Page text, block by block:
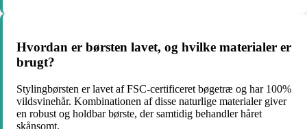
Hvordan er børsten lavet, og hvilke materialer er
brugt?
Stylingbørsten er lavet af FSC-certificeret bøgetræ og har 100%
vildsvinehår. Kombinationen af disse naturlige materialer giver
en robust og holdbar børste, der samtidig behandler håret
skånsomt.